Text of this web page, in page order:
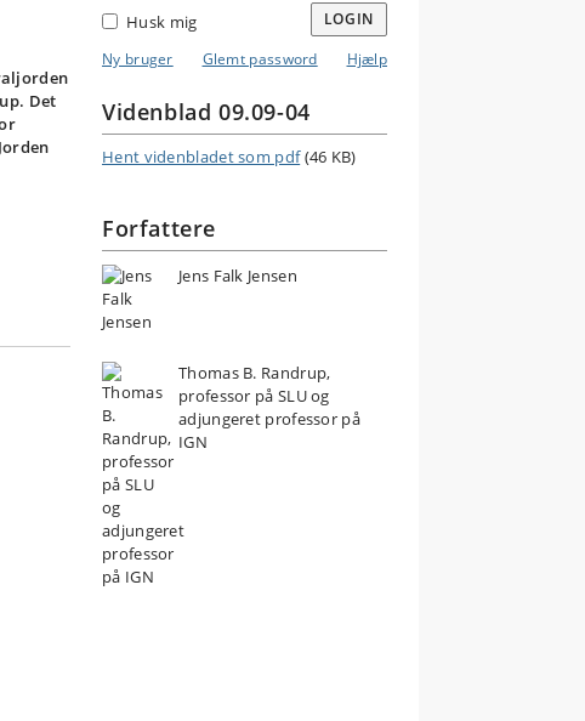
Det
Husk mig
LOGIN
Ny bruger
Glemt password Hjælp
Videnblad 09.09-04
Hent videnbladet som pdf (46 KB)
Forfattere
Jens Falk Jensen
Thomas B. Randrup,
professor på SLU og
adjungeret professor på
IGN